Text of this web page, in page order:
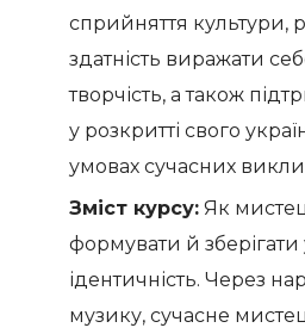
сприйняття культури,
здатність виражати
творчість, а також
у розкритті свого
умовах сучасних
Зміст курсу: Як
формувати й зберігати
ідентичність. Через
музику, сучасне